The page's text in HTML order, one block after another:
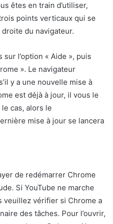
êtes en train d’utiliser,
points verticaux qui se
du navigateur.
l’option « Aide », puis
». Le navigateur
y a une nouvelle mise à
est déjà à jour, il vous le
le cas, alors le
mise à jour se lancera
de redémarrer Chrome
Si YouTube ne marche
veuillez vérifier si Chrome a
des tâches. Pour l’ouvrir,